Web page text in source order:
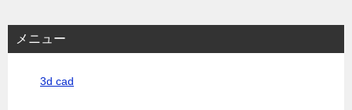
メニュー
3d cad